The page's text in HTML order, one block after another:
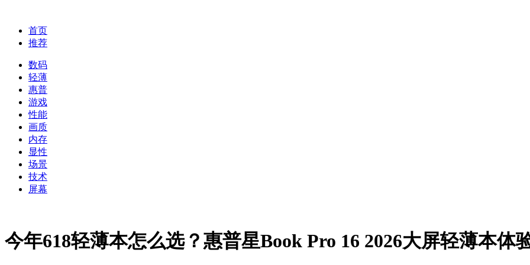
首页
推荐
数码
轻薄
惠普
游戏
性能
画质
内存
显性
场景
技术
屏幕
今年618轻薄本怎么选？惠普星Book Pro 16 2026大屏轻薄本体